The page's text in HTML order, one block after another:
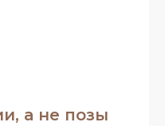
а не позы